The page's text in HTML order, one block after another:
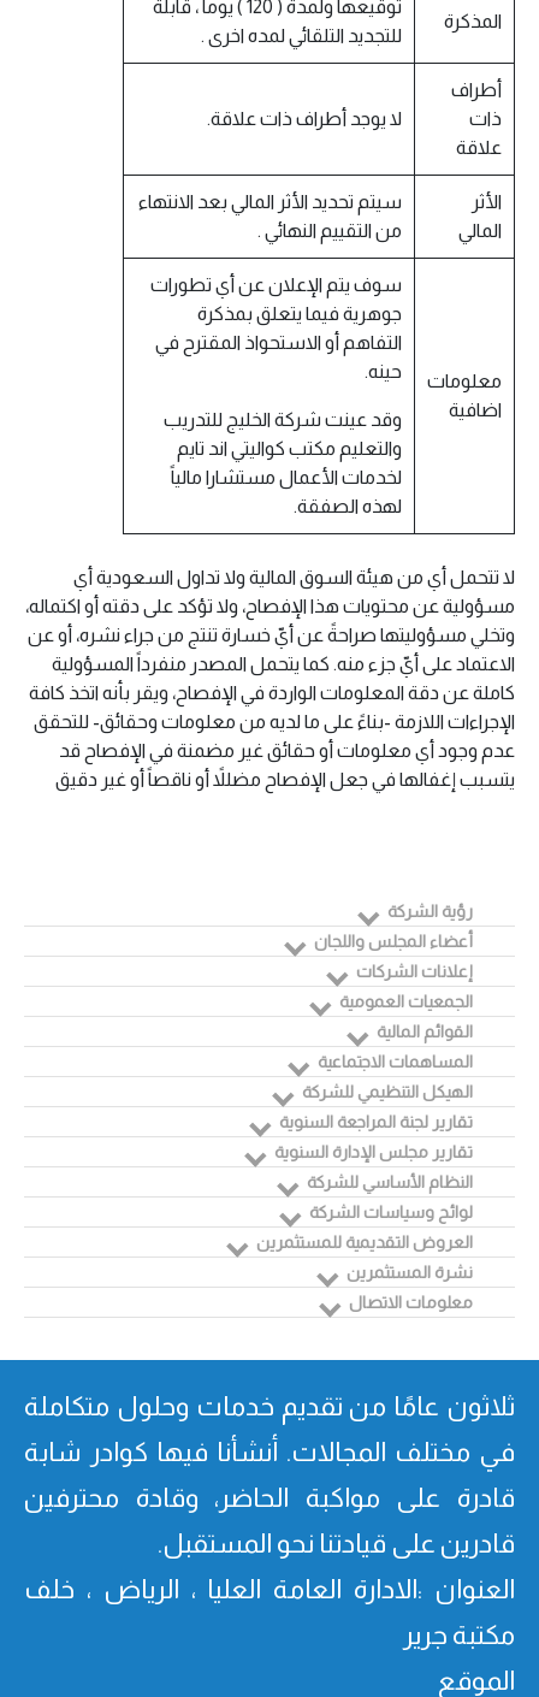
المذكرة
توقيعها ولمدة ( 120 ) يوماً ، قابلة
للتجديد التلقائي لمده اخرى .
أطراف
ذات
علاقة
لا يوجد أطراف ذات علاقة.
الأثر
المالي
سيتم تحديد الأثر المالي بعد الانتهاء
من التقييم النهائي .
معلومات
اضافية
سوف يتم الإعلان عن أي تطورات
جوهرية فيما يتعلق بمذكرة
التفاهم أو الاستحواذ المقترح في
حينه.
وقد عينت شركة الخليج للتدريب
والتعليم مكتب كواليتي اند تايم
لخدمات الأعمال مستشارا مالياً
لهذه الصفقة.
لا تتحمل أي من هيئة السوق المالية ولا تداول السعودية أي
مسؤولية عن محتويات هذا الإفصاح، ولا تؤكد على دقته أو اكتماله،
وتخلي مسؤوليتها صراحةً عن أيّ خسارة تنتج من جراء نشره، أو عن
الاعتماد على أيّ جزء منه. كما يتحمل المصدر منفرداً المسؤولية
كاملة عن دقة المعلومات الواردة في الإفصاح، ويقر بأنه اتخذ كافة
الإجراءات اللازمة -بناءً على ما لديه من معلومات وحقائق- للتحقق
عدم وجود أي معلومات أو حقائق غير مضمنة في الإفصاح قد
يتسبب إغفالها في جعل الإفصاح مضللاً أو ناقصاً أو غير دقيق
رؤية الشركة
أعضاء المجلس واللجان
إعلانات الشركات
الجمعيات العمومية
القوائم المالية
المساهمات الاجتماعية
الهيكل التنظيمي للشركة
تقارير لجنة المراجعة السنوية
تقارير مجلس الإدارة السنوية
النظام الأساسي للشركة
لوائح وسياسات الشركة
العروض التقديمية للمستثمرين
نشرة المستثمرين
معلومات الاتصال
ثلاثون عامًا من تقدیم خدمات وحلول متكاملة
في مختلف المجالات. أنشأنا فیھا كوادر شابة
قادرة على مواكبة الحاضر، وقادة محترفین
قادرین على قیادتنا نحو المستقبل.
العنوان :الادارة العامة العليا ، الرياض ، خلف
مكتبة جرير
الموقع